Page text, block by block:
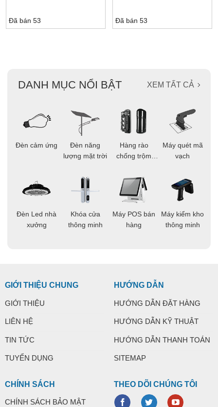
Tấm pin chất lượng cao và hiệu suất chuyển đổi năng
lượng cao, đảm bảo hoạt động tốt nhất.
Dung lượng pin lớn 36.000mAh và tuổi thọ cao từ 10-
Tấm pin có khả năng chuyển đổi năng lượng tốt, phù
Đã bán 53 Đã bán 53
DANH MỤC NỔI BẬT XEM TẤT CẢ
Đèn cảm ứng
Đèn Led nhà
xưởng
Đèn năng
lượng mặt trời
Khóa cửa
thông minh
Hàng rào
chống trộm
Máy POS bán
hàng
Máy quét mã
vạch
Máy kiểm kho
thông minh
GIỚI THIỆU CHUNG
GIỚI THIỆU
LIÊN HỆ
TIN TỨC
TUYỂN DỤNG
HƯỚNG DẪN
HƯỚNG DẪN ĐẶT HÀNG
HƯỚNG DẪN KỸ THUẬT
HƯỚNG DẪN THANH TOÁN
SITEMAP
CHÍNH SÁCH
CHÍNH SÁCH BẢO MẬT
THEO DÕI CHÚNG TÔI